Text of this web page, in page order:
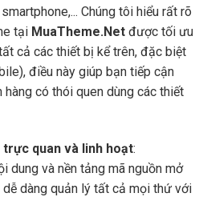
Chúng tôi hiểu rất rõ
tại MuaTheme.Net được tối ưu
cả các thiết bị kể trên, đặc biệt
điều này giúp bạn tiếp cận
hàng có thói quen dùng các thiết
trực quan và linh hoạt:
dung và nền tảng mã nguồn mở
dễ dàng quản lý tất cả mọi thứ với